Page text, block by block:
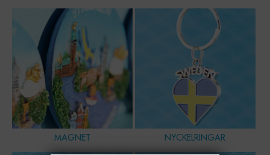
MAGNET NYCKELRINGAR